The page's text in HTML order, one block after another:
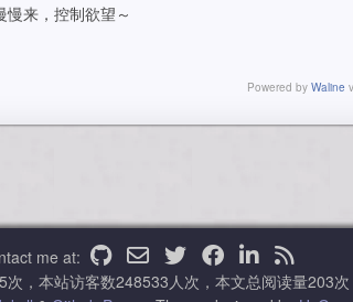
来，控制欲望～
Powered by Waline
me at:
次，本站访客数248533人次，本文总阅读量203次